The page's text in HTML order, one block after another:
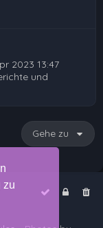
zu
2023 13:47
und
Gehe zu